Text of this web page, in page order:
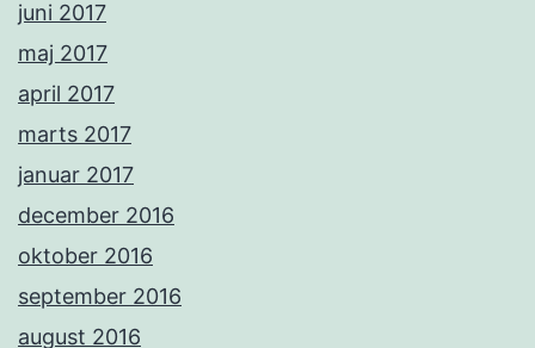
juni 2017
maj 2017
april 2017
marts 2017
januar 2017
december 2016
oktober 2016
september 2016
august 2016